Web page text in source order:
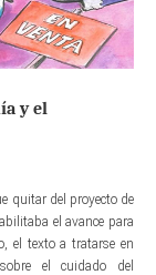
y el
quitar del proyecto de
el avance para
el texto a tratarse en
el cuidado del